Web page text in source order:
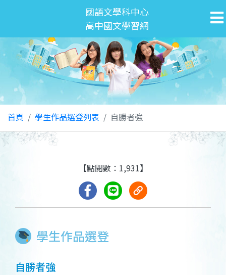
國語文學科中心
高中國文學習網
首頁 學生作品選登列表 自勝者強
學生作品選登
【點閱數：1,931】
自勝者強